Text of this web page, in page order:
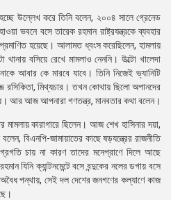
উল্লেখ করে তিনি বলেন, ২০০৪ সালে গ্রেনেড
ভবনে বসে তারেক রহমান রাষ্ট্রযন্ত্রকে ব্যবহার
হয়েছে। আলামত ধ্বংস করেছিলেন, হামলায়
বসিয়ে রেখে মামলাও নেননি। উল্টো খালেদা
আবার কে মারবে যাবে। তিনি নিজেই ভ্যানিটি
রসিকিতা, মিথ্যচার। তখন কোথায় ছিলো অপানদের
আর আজ আপনারা গণতন্ত্র, মানবতার কথা বলেন।
মামলায় কারাগারে ছিলেন। আজ শেখ হাসিনার দয়া,
বিএনপি-জামায়াতের কাছে ষড়যন্ত্রের রাজনীতি
চায় না কারণ তাদের মনেপ্রাণে দিলে আছে
যিনি ক্যান্টনমেন্টে বসে বন্দুকের নলের ডগায় বসে
পন্থায়, সেই দল দেশের জনগণের কল্যাণে কাজ